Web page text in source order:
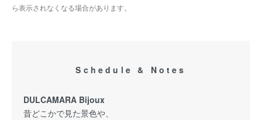
ら表示されなくなる場合があります。
Schedule & Notes
DULCAMARA Bijoux
昔どこかで見た景色や、